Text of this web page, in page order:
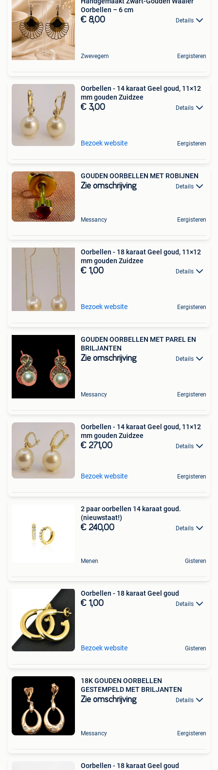
Oorbellen – 6 cm
€ 8,00 Details
Zwevegem Eergisteren
Oorbellen - 14 karaat Geel goud, 11×12
mm gouden Zuidzee
€ 3,00 Details
Bezoek website Eergisteren
GOUDEN OORBELLEN MET ROBIJNEN
Zie omschrijving Details
Messancy Eergisteren
Oorbellen - 18 karaat Geel goud, 11×12
mm gouden Zuidzee
€ 1,00 Details
Bezoek website Eergisteren
GOUDEN OORBELLEN MET PAREL EN
BRILJANTEN
Zie omschrijving Details
Messancy Eergisteren
Oorbellen - 14 karaat Geel goud, 11×12
mm gouden Zuidzee
€ 271,00 Details
Bezoek website Eergisteren
2 paar oorbellen 14 karaat goud.
(nieuwstaat!)
€ 240,00 Details
Menen Gisteren
Oorbellen - 18 karaat Geel goud
€ 1,00 Details
Bezoek website Gisteren
18K GOUDEN OORBELLEN
GESTEMPELD MET BRILJANTEN
Zie omschrijving Details
Messancy Eergisteren
Oorbellen - 18 karaat Geel goud